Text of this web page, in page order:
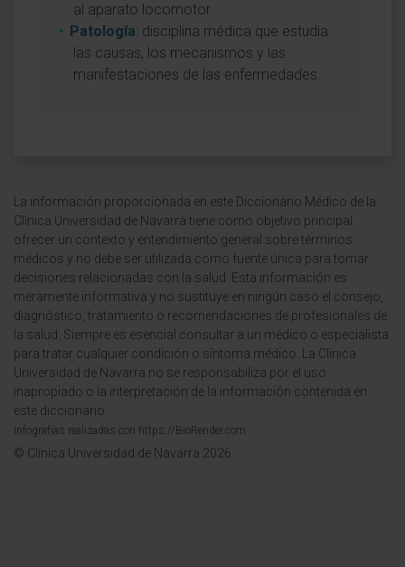
al aparato locomotor.
Patología: disciplina médica que estudia
las causas, los mecanismos y las
manifestaciones de las enfermedades.
La información proporcionada en este Diccionario Médico de la
Clínica Universidad de Navarra tiene como objetivo principal
ofrecer un contexto y entendimiento general sobre términos
médicos y no debe ser utilizada como fuente única para tomar
decisiones relacionadas con la salud. Esta información es
meramente informativa y no sustituye en ningún caso el consejo,
diagnóstico, tratamiento o recomendaciones de profesionales de
la salud. Siempre es esencial consultar a un médico o especialista
para tratar cualquier condición o síntoma médico. La Clínica
Universidad de Navarra no se responsabiliza por el uso
inapropiado o la interpretación de la información contenida en
este diccionario.
Infografías realizadas con https://BioRender.com
© Clínica Universidad de Navarra 2026